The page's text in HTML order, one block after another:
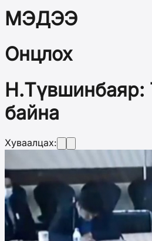
МЭДЭЭ
Онцлох
Н.Түвшинбаяр:
байна
Хуваалцах: